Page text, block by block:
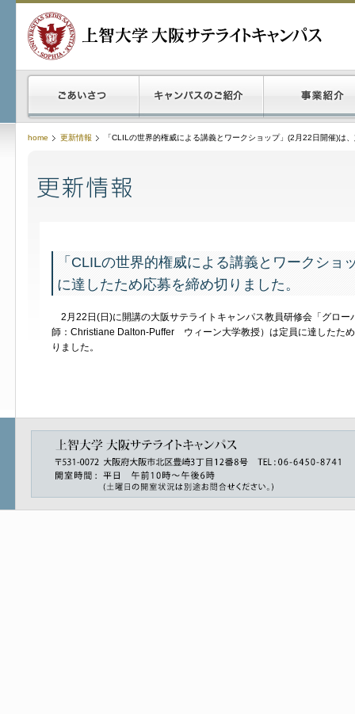
home 更新情報 「CLILの世界的権威による講義とワークショップ」(2月22日開催)は
「CLILの世界的権威による講義とワークショ
に達したため応募を締め切りました。
2月22日(日)に開講の大阪サテライトキャンパス教員研修会「グロー
師：Christiane Dalton-Puffer ウィーン大学教授）は定員に達したた
りました。